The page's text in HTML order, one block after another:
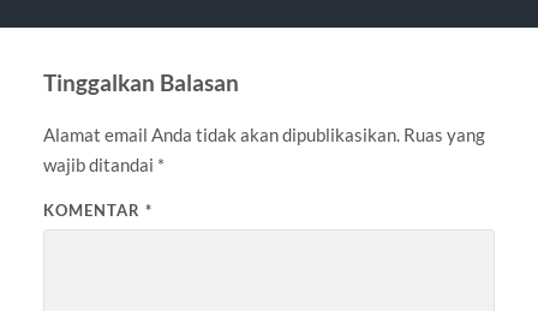
Tinggalkan Balasan
Alamat email Anda tidak akan dipublikasikan. Ruas yang
wajib ditandai *
KOMENTAR *